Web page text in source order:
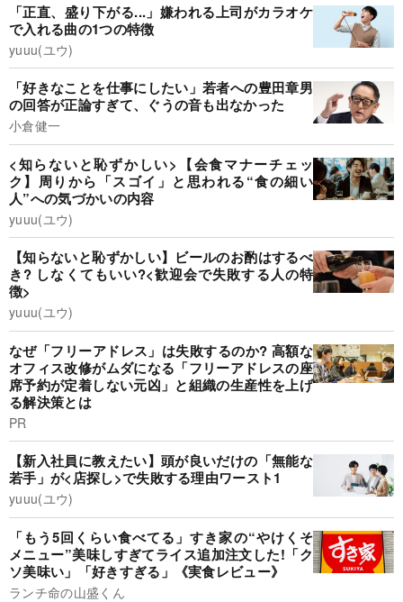
「正直、盛り下がる...」嫌われる上司がカラオケ
で入れる曲の1つの特徴
yuuu(ユウ)
「好きなことを仕事にしたい」若者への豊田章男
の回答が正論すぎて、ぐうの音も出なかった
小倉健一
<知らないと恥ずかしい>【会食マナーチェッ
ク】周りから「スゴイ」と思われる“食の細い
人”への気づかいの内容
yuuu(ユウ)
【知らないと恥ずかしい】ビールのお酌はするべ
き? しなくてもいい?<歓迎会で失敗する人の特
徴>
yuuu(ユウ)
なぜ「フリーアドレス」は失敗するのか? 高額な
オフィス改修がムダになる「フリーアドレスの座
席予約が定着しない元凶」と組織の生産性を上げ
る解決策とは
PR
【新入社員に教えたい】頭が良いだけの「無能な
若手」が<店探し>で失敗する理由ワースト1
yuuu(ユウ)
「もう5回くらい食べてる」すき家の“やけくそ
メニュー”美味しすぎてライス追加注文した!「ク
ソ美味い」「好きすぎる」《実食レビュー》
ランチ命の山盛くん